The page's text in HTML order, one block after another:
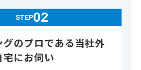
STEP02
のプロである当社外
にお伺い